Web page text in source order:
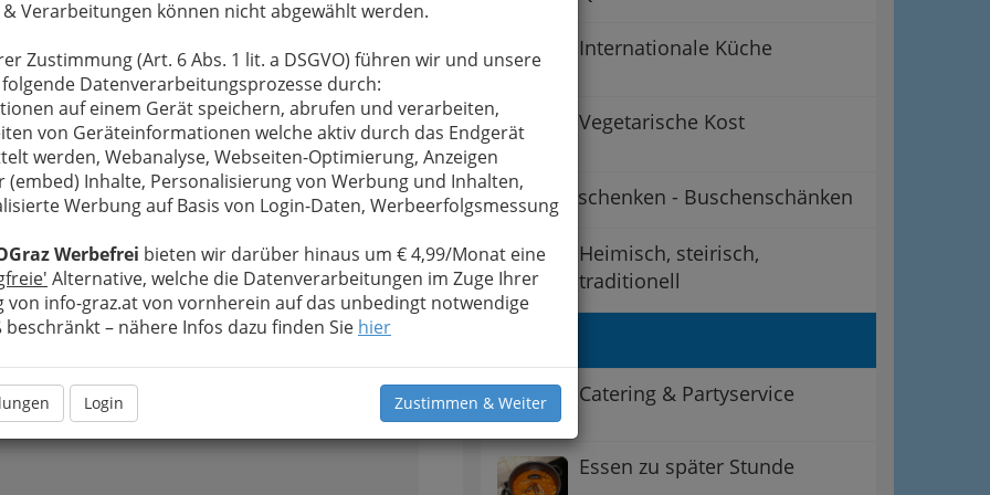
& Verarbeitungen können nicht abgewählt werden.
Zustimmung (Art. 6 Abs. 1 lit. a DSGVO) führen wir und unsere
Datenverarbeitungsprozesse durch:
auf einem Gerät speichern, abrufen und verarbeiten,
von Geräteinformationen welche aktiv durch das Endgerät
werden, Webanalyse, Webseiten-Optimierung, Anzeigen
(embed) Inhalte, Personalisierung von Werbung und Inhalten,
Werbung auf Basis von Login-Daten, Werbeerfolgsmessung
Werbefrei bieten wir darüber hinaus um € 4,99/Monat eine
Alternative, welche die Datenverarbeitungen im Zuge Ihrer
von info-graz.at von vornherein auf das unbedingt notwendige
beschränkt – nähere Infos dazu finden Sie hier
Login Zustimmen & Weiter
Alle Bezirke
Restaurant, Bar
in einem Lokal und erstreckt sich über drei
2
Internationale Küche
Vegetarische Kost
Buschenschenken - Buschenschänken
Heimisch, steirisch,
traditionell
Catering & Partyservice
Essen zu später Stunde